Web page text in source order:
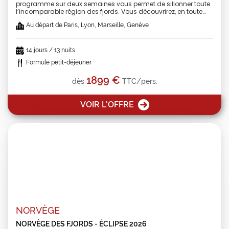
programme sur deux semaines vous permet de sillonner toute
l’incomparable région des fjords. Vous découvrirez, en toute
majestueux et les villes les plus importantes de Norvège. Entre
Au départ de Paris, Lyon, Marseille, Genève
14 jours / 13 nuits
Formule petit-déjeuner
dès 1899 € TTC/pers.
VOIR L'OFFRE
NORVÈGE
NORVÈGE DES FJORDS - ÉCLIPSE 2026